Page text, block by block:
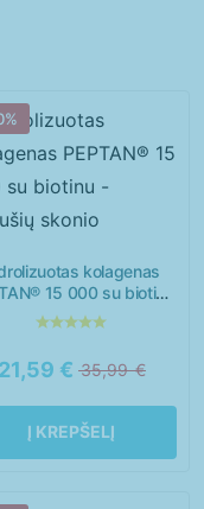
kolagenas
15 000 su biotinu
– kriaušių skonio
35,99€
21,59 €
Į KREPŠELĮ